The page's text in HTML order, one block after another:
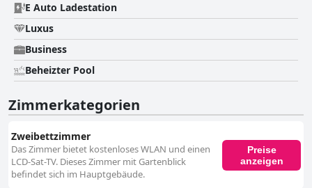
E Auto Ladestation
Luxus
Business
Beheizter Pool
Zimmerkategorien
Zweibettzimmer
Das Zimmer bietet kostenloses WLAN und einen
LCD-Sat-TV. Dieses Zimmer mit Gartenblick
befindet sich im Hauptgebäude.
Preise
anzeigen